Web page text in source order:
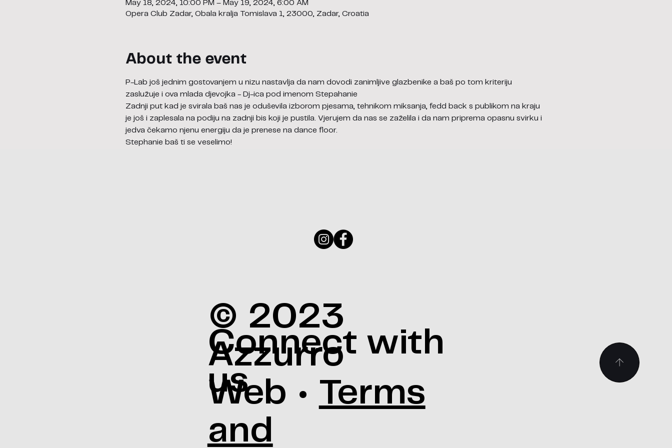
May 18, 2024, 10:00 PM – May 19, 2024, 6:00 AM
Opera Club Zadar, Obala kralja Tomislava 1, 23000, Zadar, Croatia
About the event
P-Lab još jednim gostovanjem u nizu nastavlja da nam dovodi zanimljive glazbenike a baš po tom kriteriju
zaslužuje i ova mlada djevojka - Dj-ica pod imenom Stepahanie
Zadnji put kad je svirala baš nas je oduševila izborom pjesama, tehnikom miksanja, fedd back s publikom na kraju
je još i zaplesala na podiju na zadnji bis koji je pustila. Vjerujem da nas se zaželila i da nam priprema opasnu svirku i
jedva čekamo njenu energiju da je prenese na dance floor.
Stephanie baš ti se veselimo!
Connect with
us
© 2023
Azzurro
Web • Terms
and